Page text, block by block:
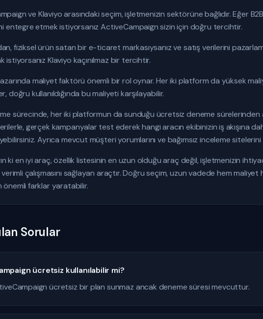
ve Klaviyo arasındaki seçim, işletmenizin sektörüne bağlıdır. Eğer
entegre etmek istiyorsanız ActiveCampaign sizin için doğru tercihtir.
fiziksel ürün satan bir e-ticaret markasıysanız ve satış verilerini
istiyorsanız Klaviyo kaçınılmaz bir tercihtir.
maliyet faktörü önemli bir rol oynar. Her iki platform da yüksek
doğru kullanıldığında bu maliyeti karşılayabilir.
sürecinde, her iki platformun da sunduğu ücretsiz deneme
gerçek kampanyalar test ederek hangi aracın ekibinizin iş akışına
Ayrıca mevcut müşteri yorumlarını ve bağımsız inceleme
ki en iyi araç, özellik listesinin en uzun olduğu araç değil, işletmenizin
çalışmasını sağlayan araçtır. Doğru seçim, uzun vadede hem
önemli farklar yaratabilir.
Sorular
ücretsiz kullanılabilir mi?
ücretsiz bir plan sunmaz ancak deneme süresi mevcuttur.